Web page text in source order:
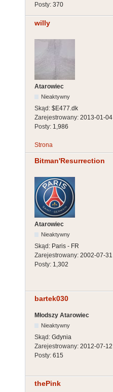
Posty: 370
willy
Atarowiec
Nieaktywny
Skąd: $E477.dk
Zarejestrowany: 2013-01-04
Posty: 1,986
Strona
Bitman'Resurrection
Atarowiec
Nieaktywny
Skąd: Paris - FR
Zarejestrowany: 2002-07-31
Posty: 1,302
bartek030
Młodszy Atarowiec
Nieaktywny
Skąd: Gdynia
Zarejestrowany: 2012-07-12
Posty: 615
thePink